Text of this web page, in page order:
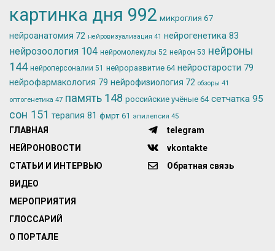
картинка дня 992 микроглия 67
нейроанатомия 72 нейровизуализация 41 нейрогенетика 83
нейрозоология 104 нейромолекулы 52 нейрон 53 нейроны
144 нейроперсоналии 51 нейроразвитие 64 нейростарости 79
нейрофармакология 79 нейрофизиология 72 обзоры 41
оптогенетика 47 память 148 российские учёные 64 сетчатка 95
сон 151 терапия 81 фмрт 61 эпилепсия 45
ГЛАВНАЯ
НЕЙРОНОВОСТИ
СТАТЬИ И ИНТЕРВЬЮ
ВИДЕО
МЕРОПРИЯТИЯ
ГЛОССАРИЙ
О ПОРТАЛЕ
telegram
vkontakte
Обратная связь